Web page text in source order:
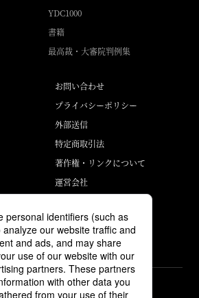
YDC1000
書籍
最高裁・大審院判例集
お問い合わせ
プライバシーポリシー
外部送信
特定商取引法
著作権・リンクについて
運営会社